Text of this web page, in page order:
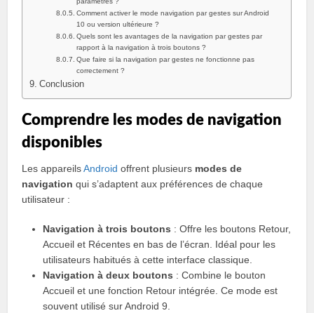
Comment activer le mode navigation par gestes sur Android
10 ou version ultérieure ?
Quels sont les avantages de la navigation par gestes par
rapport à la navigation à trois boutons ?
Que faire si la navigation par gestes ne fonctionne pas
correctement ?
Conclusion
Comprendre les modes de navigation
disponibles
Les appareilsAndroid offrent plusieurs modes de
navigation qui s’adaptent aux préférences de chaque
utilisateur :
Navigation à trois boutons : Offre les boutons Retour,
Accueil et Récentes en bas de l’écran. Idéal pour les
utilisateurs habitués à cette interface classique.
Navigation à deux boutons : Combine le bouton
Accueil et une fonction Retour intégrée. Ce mode est
souvent utilisé sur Android 9.